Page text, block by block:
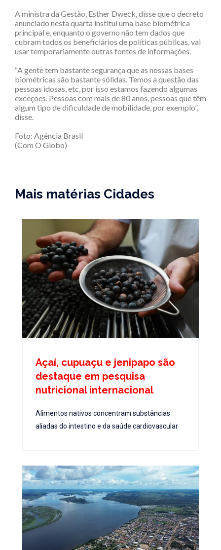
A ministra da Gestão, Esther Dweck, disse que o decreto
anunciado nesta quarta institui uma base biométrica
principal e, enquanto o governo não tem dados que
cubram todos os beneficiários de políticas públicas, vai
usar temporariamente outras fontes de informações.
“A gente tem bastante segurança que as nossas bases
biométricas são bastante sólidas. Temos a questão das
pessoas idosas, etc, por isso estamos fazendo algumas
exceções. Pessoas com mais de 80 anos, pessoas que têm
algum tipo de dificuldade de mobilidade, por exemplo”,
disse.
Foto: Agência Brasil
(Com O Globo)
Mais matérias Cidades
Açaí, cupuaçu e jenipapo são
destaque em pesquisa
nutricional internacional
Alimentos nativos concentram substâncias
aliadas do intestino e da saúde cardiovascular